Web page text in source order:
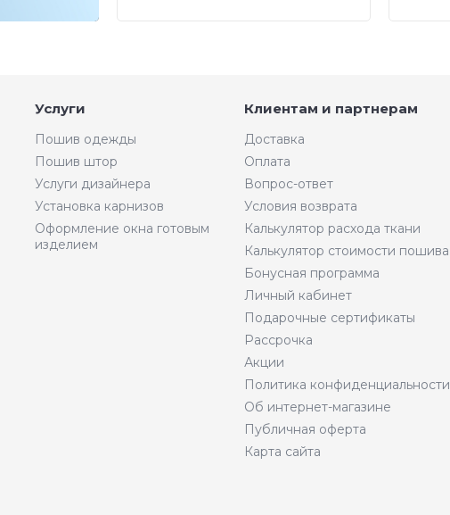
Услуги
Пошив одежды
Пошив штор
Услуги дизайнера
Установка карнизов
Оформление окна готовым
изделием
Клиентам и партнерам
Доставка
Оплата
Вопрос-ответ
Условия возврата
Калькулятор расхода ткани
Калькулятор стоимости пошива
Бонусная программа
Личный кабинет
Подарочные сертификаты
Рассрочка
Акции
Политика конфиденциальности
Об интернет-магазине
Публичная оферта
Карта сайта